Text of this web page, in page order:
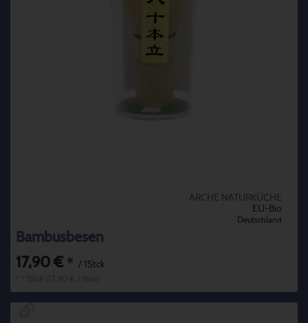
ARCHE NATURKÜCHE
EU-Bio
Deutschland
Bambusbesen
17,90 € * / 1Stck